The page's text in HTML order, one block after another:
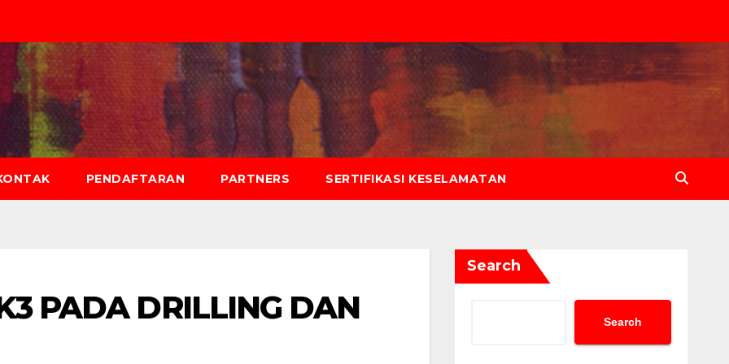
PENDAFTARAN PARTNERS SERTIFIKASI KESELAMATAN
PADA DRILLING DAN
Search
Search